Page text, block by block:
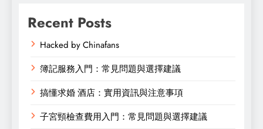
Recent Posts
Hacked by Chinafans
簿記服務入門：常見問題與選擇建議
搞懂求婚 酒店：實用資訊與注意事項
子宮頸檢查費用入門：常見問題與選擇建議